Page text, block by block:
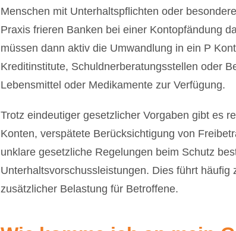
Menschen mit Unterhaltspflichten oder
Praxis frieren Banken bei einer Kontopfändung
müssen dann aktiv die Umwandlung in ein P
Kreditinstitute, Schuldnerberatungsstellen oder
Lebensmittel oder Medikamente zur Verfügung.
Trotz eindeutiger gesetzlicher Vorgaben gibt es
Konten, verspätete Berücksichtigung von
unklare gesetzliche Regelungen beim Schutz
Unterhaltsvorschussleistungen. Dies führt
zusätzlicher Belastung für Betroffene.